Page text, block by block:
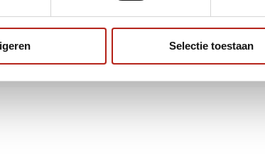
Selectie toestaan
32,99
Toevoegen aan
winkelwagen